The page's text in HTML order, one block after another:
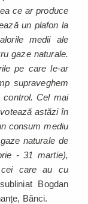
ce ar produce
un plafon la
medii ale
gaze naturale.
pe care le-ar
supraveghem
control. Cel mai
astăzi în
consum mediu
naturale de
- 31 martie),
care au cu
Bogdan
Bănci.